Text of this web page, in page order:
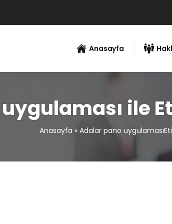
Anasayfa
ile
Anasayfa » Adalar pano